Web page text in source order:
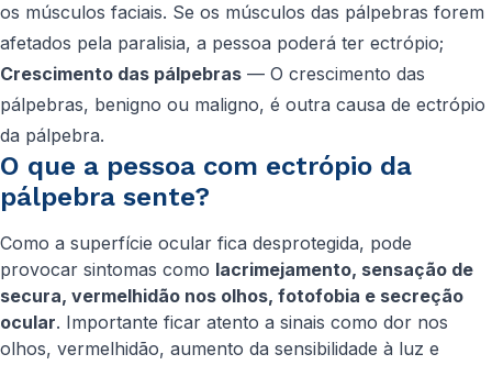
os músculos faciais. Se os músculos das pálpebras forem
afetados pela paralisia, a pessoa poderá ter ectrópio;
Crescimento das pálpebras — O crescimento das
pálpebras, benigno ou maligno, é outra causa de ectrópio
da pálpebra.
O que a pessoa com ectrópio da
pálpebra sente?
Como a superfície ocular fica desprotegida, pode
provocar sintomas como lacrimejamento, sensação de
secura, vermelhidão nos olhos, fotofobia e secreção
ocular. Importante ficar atento a sinais como dor nos
olhos, vermelhidão, aumento da sensibilidade à luz e